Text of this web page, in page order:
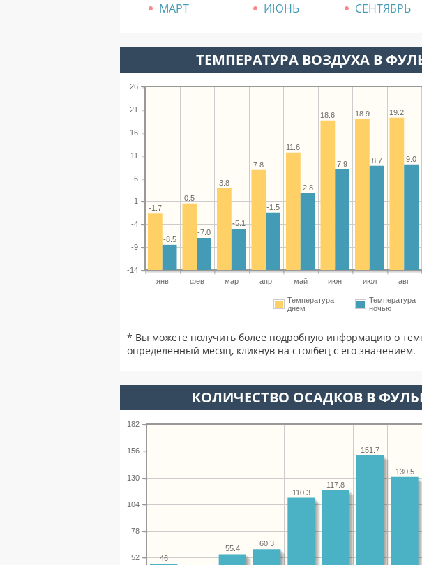
МАРТ
ИЮНЬ СЕНТЯБРЬ
ТЕМПЕРАТУРА ВОЗДУХА В
янв фев мар апр май июн июл авг
-14
-9
-4
1
6
11
16
21
26
19.2
18.9
18.6
11.6
7.8
3.8
0.5
-1.7
9.0
8.7
7.9
2.8
-1.5
-5.1
-7.0
-8.5
Температура
днем
Температура
ночью
* Вы можете получить более подробную информацию о
определенный месяц, кликнув на столбец с его значением.
КОЛИЧЕСТВО ОСАДКОВ В
52
78
104
130
156
182
130.5
151.7
117.8
110.3
60.3
55.4
46